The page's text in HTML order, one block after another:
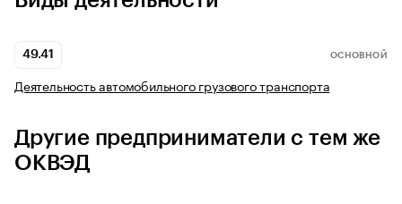
49.41 ОСНОВНОЙ
Деятельность автомобильного грузового транспорта
Другие предприниматели с тем же
ОКВЭД